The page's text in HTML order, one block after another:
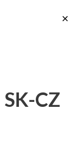
SK-CZ
×
×
×